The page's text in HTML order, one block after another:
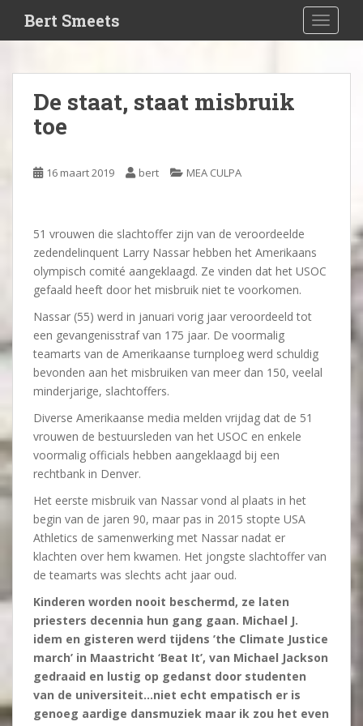
i
Bert Smeets
De staat, staat misbruik
toe
16 maart 2019 bert MEA CULPA
51 vrouwen die slachtoffer zijn van de veroordeelde
zedendelinquent Larry Nassar hebben het Amerikaans
olympisch comité aangeklaagd. Ze vinden dat het USOC
gefaald heeft door het misbruik niet te voorkomen.
Nassar (55) werd in januari vorig jaar veroordeeld tot
een gevangenisstraf van 175 jaar. De voormalig
teamarts van de Amerikaanse turnploeg werd schuldig
bevonden aan het misbruiken van meer dan 150, veelal
minderjarige, slachtoffers.
Diverse Amerikaanse media melden vrijdag dat de 51
vrouwen de bestuursleden van het USOC en enkele
voormalig officials hebben aangeklaagd bij een
rechtbank in Denver.
Het eerste misbruik van Nassar vond al plaats in het
begin van de jaren 90, maar pas in 2015 stopte USA
Athletics de samenwerking met Nassar nadat er
klachten over hem kwamen. Het jongste slachtoffer van
de teamarts was slechts acht jaar oud.
Kinderen worden nooit beschermd, ze laten
priesters decennia hun gang gaan. Michael J.
idem en gisteren werd tijdens ’the Climate Justice
march’ in Maastricht ‘Beat It’, van Michael Jackson
gedraaid en lustig op gedanst door studenten
van de universiteit…niet echt empatisch er is
genoeg aardige dansmuziek maar ik zou het even